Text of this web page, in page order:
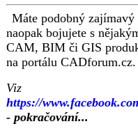
Máte podobný
naopak bojujete s
CAM, BIM či GIS
na portálu CADforum.cz.
Viz
https://
- pokračování...